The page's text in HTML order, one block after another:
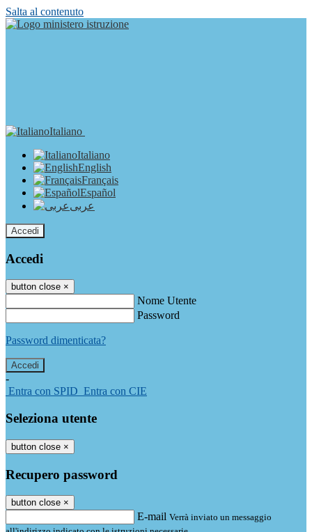
Salta al contenuto
Italiano
Italiano
English
Français
Español
عربى
Accedi
Accedi
button close ×
Nome Utente
Password
Password dimenticata?
-
Entra con SPID Entra con CIE
Seleziona utente
button close ×
Recupero password
button close ×
E-mail Verrà inviato un messaggio